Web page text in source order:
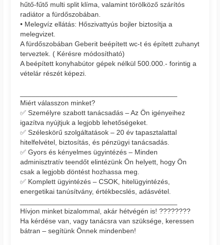
hűtő-fűtő multi split klíma, valamint törölköző szárítós
radiátor a fürdőszobában.
• Melegvíz ellátás: Hőszivattyús bojler biztosítja a
melegvizet.
A fürdőszobában Geberit beépített wc-t és épített zuhanyt
terveztek. ( Kérésre módosítható)
A beépített konyhabútor gépek nélkül 500.000.- forintig a
vételár részét képezi.
Miért válasszon minket?
✅ Személyre szabott tanácsadás – Az Ön igényeihez
igazítva nyújtjuk a legjobb lehetőségeket.
✅ Széleskörű szolgáltatások – 20 év tapasztalattal
hitelfelvétel, biztosítás, és pénzügyi tanácsadás.
✅ Gyors és kényelmes ügyintézés – Minden
adminisztratív teendőt elintézünk Ön helyett, hogy Ön
csak a legjobb döntést hozhassa meg.
✅ Komplett ügyintézés – CSOK, hitelügyintézés,
energetikai tanúsítvány, értékbecslés, adásvétel.
Hívjon minket bizalommal, akár hétvégén is! ????????
Ha kérdése van, vagy tanácsra van szüksége, keressen
bátran – segítünk Önnek mindenben!